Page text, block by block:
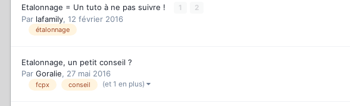
Etalonnage = Un tuto à ne pas suivre ! 1 2
Par lafamily, 12 février 2016
étalonnage
Etalonnage, un petit conseil ?
Par Goralie, 27 mai 2016
fcpx conseil (et 1 en plus)